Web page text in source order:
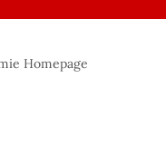
Homepage